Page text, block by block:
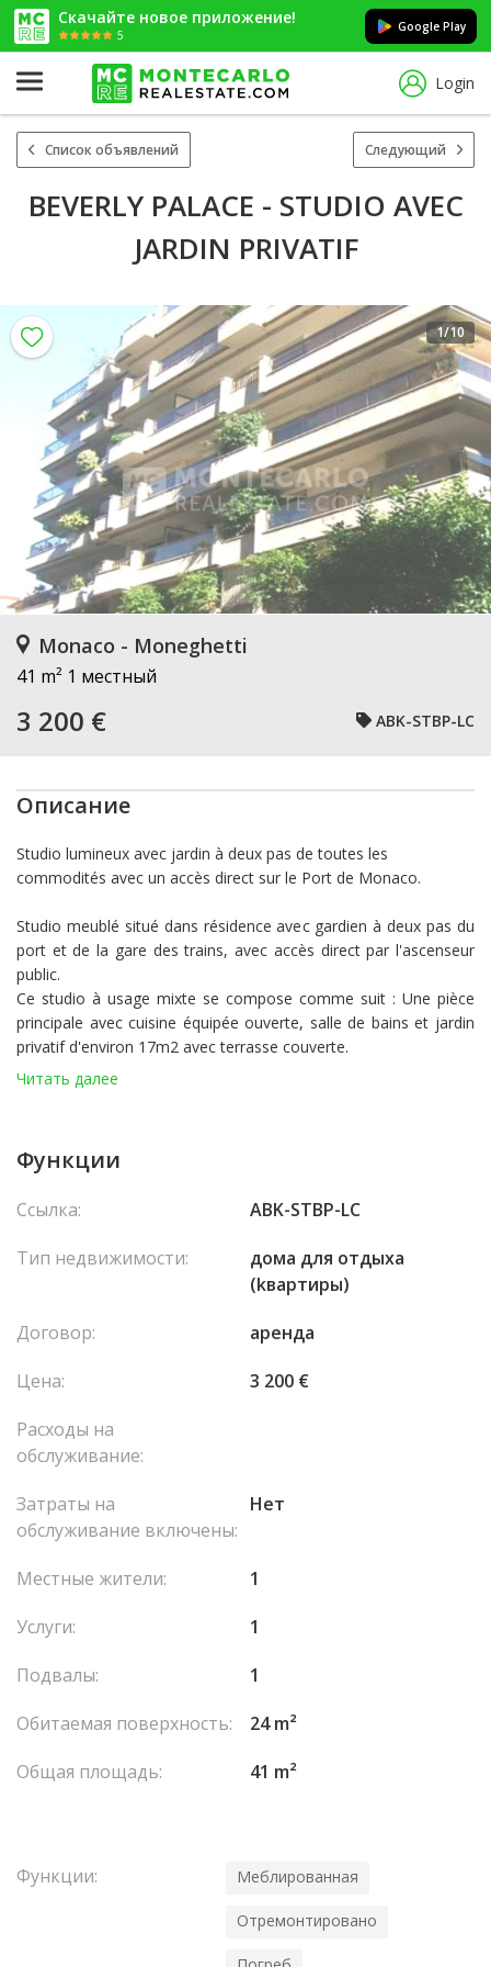
Скачайте новое приложение!
5
Google Play
Login
Список объявлений Следующий
BEVERLY PALACE - STUDIO AVEC
JARDIN PRIVATIF
1/10
Monaco - Moneghetti
41 m² 1 местный
3 200 € ABK-STBP-LC
Описание
Studio lumineux avec jardin à deux pas de toutes les
commodités avec un accès direct sur le Port de Monaco.
Studio meublé situé dans résidence avec gardien à deux pas du
port et de la gare des trains, avec accès direct par l'ascenseur
public.
Ce studio à usage mixte se compose comme suit : Une pièce
principale avec cuisine équipée ouverte, salle de bains et jardin
privatif d'environ 17m2 avec terrasse couverte.
Une cave complète ce bien.
Читать далее
Функции
Ссылка:
ABK-STBP-LC
Тип недвижимости:
домa для отдыха
(kвартиры)
Договор:
аренда
Цена:
3 200 €
Расходы на
обслуживание:
Затраты на
обслуживание включены:
Нет
Местные жители:
1
Услуги:
1
Подвалы:
1
Обитаемая поверхность:
24 m²
Общая площадь:
41 m²
Функции: Меблированная
Отремонтировано